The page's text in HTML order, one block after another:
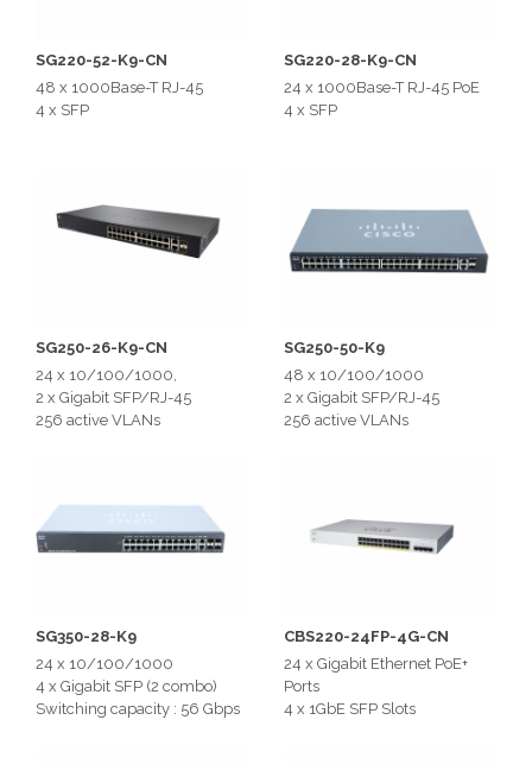
SG220-52-K9-CN
48 x 1000Base-T RJ-45
4 x SFP
SG220-28-K9-CN
24 x 1000Base-T RJ-45 PoE
4 x SFP
SG250-26-K9-CN
24 x 10/100/1000,
2 x Gigabit SFP/RJ-45
256 active VLANs
SG250-50-K9
48 x 10/100/1000
2 x Gigabit SFP/RJ-45
256 active VLANs
SG350-28-K9
24 x 10/100/1000
4 x Gigabit SFP (2 combo)
Switching capacity : 56 Gbps
CBS220-24FP-4G-CN
24 x Gigabit Ethernet PoE+
Ports
4 x 1GbE SFP Slots